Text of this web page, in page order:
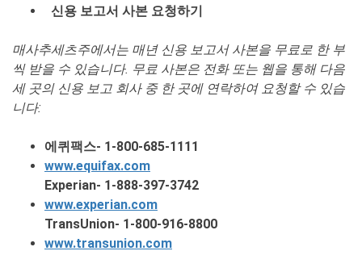
신용 보고서 사본 요청하기
매사추세츠주에서는 매년 신용 보고서 사본을 무료로 한 부
씩 받을 수 있습니다. 무료 사본은 전화 또는 웹을 통해 다음
세 곳의 신용 보고 회사 중 한 곳에 연락하여 요청할 수 있습
니다:
에퀴팩스- 1-800-685-1111
www.equifax.com
Experian- 1-888-397-3742
www.experian.com
TransUnion- 1-800-916-8800
www.transunion.com